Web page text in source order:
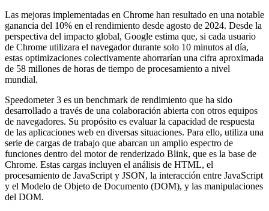
Las mejoras implementadas en Chrome han resultado en una notable
ganancia del 10% en el rendimiento desde agosto de 2024. Desde la
perspectiva del impacto global, Google estima que, si cada usuario
de Chrome utilizara el navegador durante solo 10 minutos al día,
estas optimizaciones colectivamente ahorrarían una cifra aproximada
de 58 millones de horas de tiempo de procesamiento a nivel
mundial.
Speedometer 3 es un benchmark de rendimiento que ha sido
desarrollado a través de una colaboración abierta con otros equipos
de navegadores. Su propósito es evaluar la capacidad de respuesta
de las aplicaciones web en diversas situaciones. Para ello, utiliza una
serie de cargas de trabajo que abarcan un amplio espectro de
funciones dentro del motor de renderizado Blink, que es la base de
Chrome. Estas cargas incluyen el análisis de HTML, el
procesamiento de JavaScript y JSON, la interacción entre JavaScript
y el Modelo de Objeto de Documento (DOM), y las manipulaciones
del DOM.